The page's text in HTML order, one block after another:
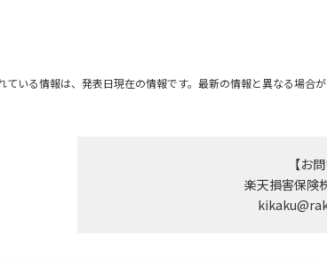
いる情報は、発表日現在の情報です。最新の情報と異なる場合
【お
楽天損害保険